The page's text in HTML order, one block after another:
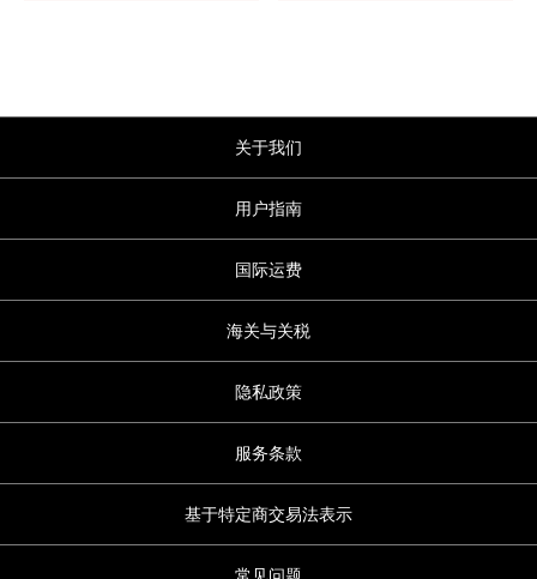
关于我们
用户指南
国际运费
海关与关税
隐私政策
服务条款
基于特定商交易法表示